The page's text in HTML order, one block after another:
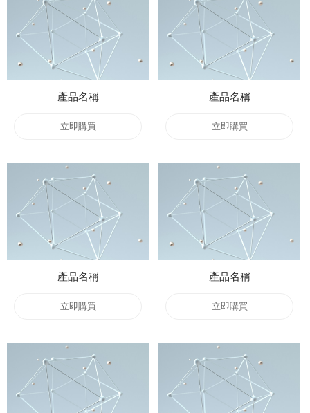
產品名稱
立即購買
產品名稱
立即購買
產品名稱
立即購買
產品名稱
立即購買